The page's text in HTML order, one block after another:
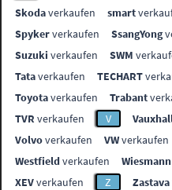
Skodaverkaufen smart
Spykerverkaufen SsangYong
Suzuki verkaufen SWM
Tataverkaufen TECHART
Toyotaverkaufen Trabant
TVR verkaufen V
Volvoverkaufen VWverkaufen
Westfieldverkaufen Wiesmann
XEVverkaufen Z Zastava